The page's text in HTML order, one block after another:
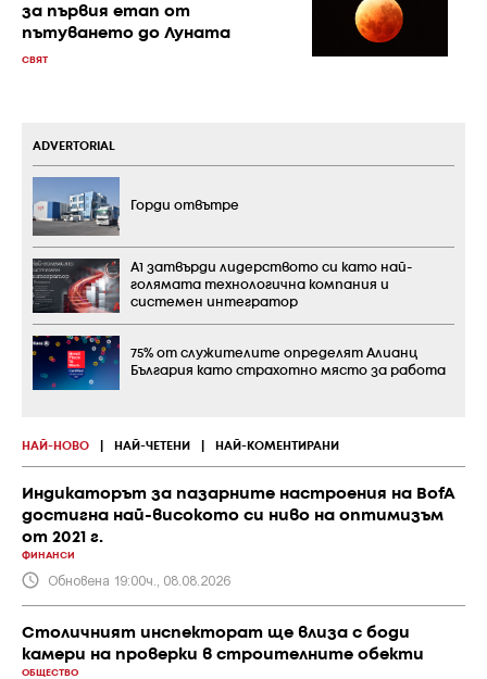
за първия етап от
пътуването до Луната
СВЯТ
НАЙ-НОВО НАЙ-ЧЕТЕНИ НАЙ-КОМЕНТИРАНИ
Индикаторът за пазарните настроения на BofA
достигна най-високото си ниво на оптимизъм
от 2021 г.
ФИНАНСИ
Обновена 19:00ч., 08.08.2026
Столичният инспекторат ще влиза с боди
камери на проверки в строителните обекти
ОБЩЕСТВО
ADVERTORIAL
Горди отвътре
А1 затвърди лидерството си като най-
голямата технологична компания и
системен интегратор
75% от служителите определят Алианц
България като страхотно място за работа